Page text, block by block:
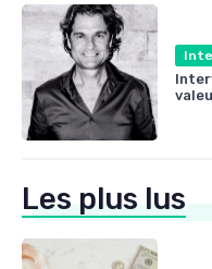
Les plus lus